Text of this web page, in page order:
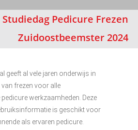
Studiedag Pedicure Frezen
Zuidoostbeemster 2024
geeft al vele jaren onderwijs in
frezen voor alle
werkzaamheden. Deze
is geschikt voor
als ervaren pedicure.